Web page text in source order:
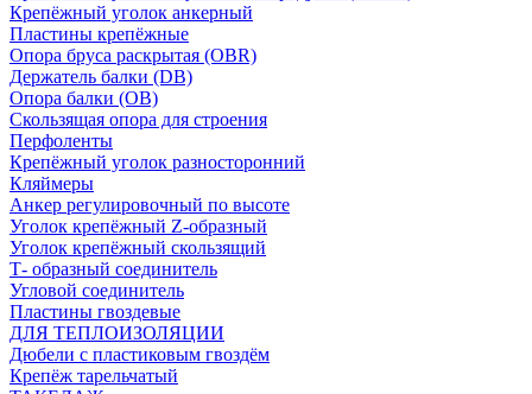
Крепёжный уголок анкерный
Пластины крепёжные
Опора бруса раскрытая (OBR)
Держатель балки (DB)
Опора балки (ОВ)
Скользящая опора для строения
Перфоленты
Крепёжный уголок разносторонний
Кляймеры
Анкер регулировочный по высоте
Уголок крепёжный Z-образный
Уголок крепёжный скользящий
Т- образный соединитель
Угловой соединитель
Пластины гвоздевые
ДЛЯ ТЕПЛОИЗОЛЯЦИИ
Дюбели с пластиковым гвоздём
Крепёж тарельчатый